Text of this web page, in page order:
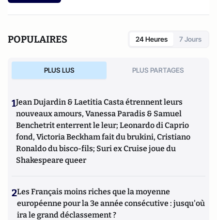
POPULAIRES 24 Heures 7 Jours
PLUS LUS PLUS PARTAGES
1Jean Dujardin & Laetitia Casta étrennent leurs
nouveaux amours, Vanessa Paradis & Samuel
Benchetrit enterrent le leur; Leonardo di Caprio
fond, Victoria Beckham fait du brukini, Cristiano
Ronaldo du bisco-fils; Suri ex Cruise joue du
Shakespeare queer
2Les Français moins riches que la moyenne
européenne pour la 3e année consécutive : jusqu'où
ira le grand déclassement ?